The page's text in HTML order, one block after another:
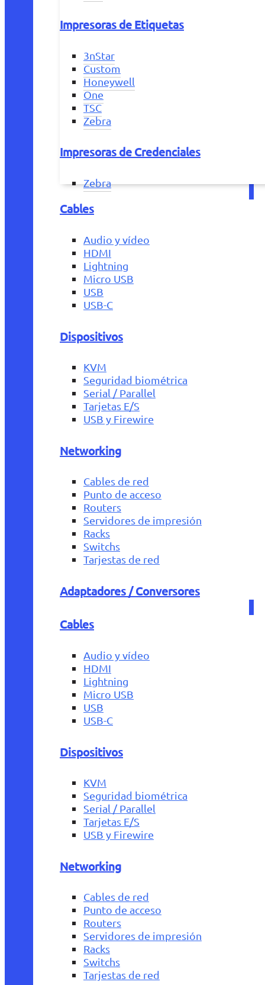
Impresoras de Etiquetas
3nStar
Custom
Honeywell
One
TSC
Zebra
Impresoras de Credenciales
Zebra
Cables
Audio y vídeo
HDMI
Lightning
Micro USB
USB
USB-C
Dispositivos
KVM
Seguridad biométrica
Serial / Parallel
Tarjetas E/S
USB y Firewire
Networking
Cables de red
Punto de acceso
Routers
Servidores de impresión
Racks
Switchs
Tarjestas de red
Adaptadores / Conversores
Cables
Audio y vídeo
HDMI
Lightning
Micro USB
USB
USB-C
Dispositivos
KVM
Seguridad biométrica
Serial / Parallel
Tarjetas E/S
USB y Firewire
Networking
Cables de red
Punto de acceso
Routers
Servidores de impresión
Racks
Switchs
Tarjestas de red